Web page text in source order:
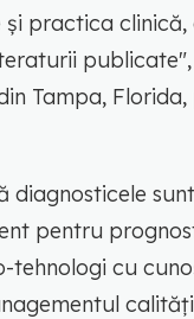
practica clinică,
Tampa,
diagnosticele
pentru
tehnologi cu